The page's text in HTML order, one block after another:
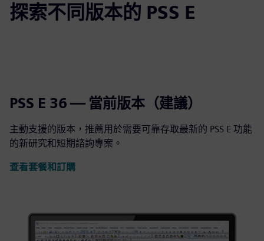
探索不同版本的 PSS E
PSS E 36 — 當前版本（建議）
主動支援的版本，推薦用於需要可靠存取最新的 PSS E 功能
的新研究和短期諮詢專案。
查看套餐和訂購